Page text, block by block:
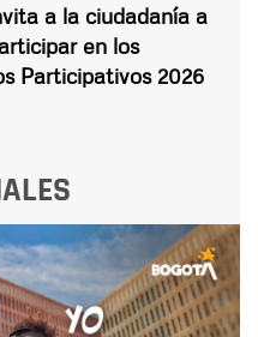
a la ciudadanía a
en los
Participativos 2026